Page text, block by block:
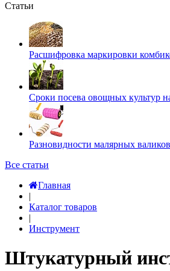
Статьи
Расшифровка маркировки
Сроки посева овощных культур
Разновидности малярных валиков
Все статьи
Главная
|
Каталог товаров
|
Инструмент
Штукатурный